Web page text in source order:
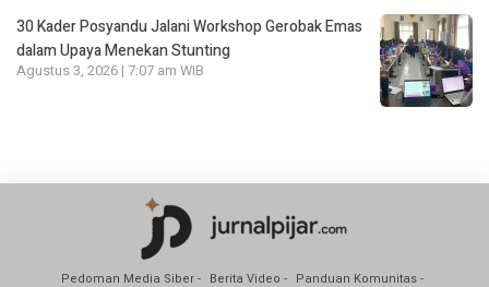
30 Kader Posyandu Jalani Workshop Gerobak Emas
dalam Upaya Menekan Stunting
Agustus 3, 2026 | 7:07 am WIB
Pedoman Media Siber Berita Video Panduan Komunitas